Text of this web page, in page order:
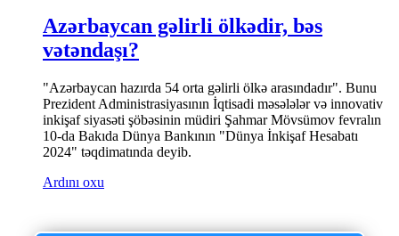
Azərbaycan gəlirli ölkədir, bəs
vətəndaşı?
"Azərbaycan hazırda 54 orta gəlirli ölkə arasındadır". Bunu
Prezident Administrasiyasının İqtisadi məsələlər və innovativ
inkişaf siyasəti şöbəsinin müdiri Şahmar Mövsümov fevralın
10-da Bakıda Dünya Bankının "Dünya İnkişaf Hesabatı
2024" təqdimatında deyib.
Ardını oxu